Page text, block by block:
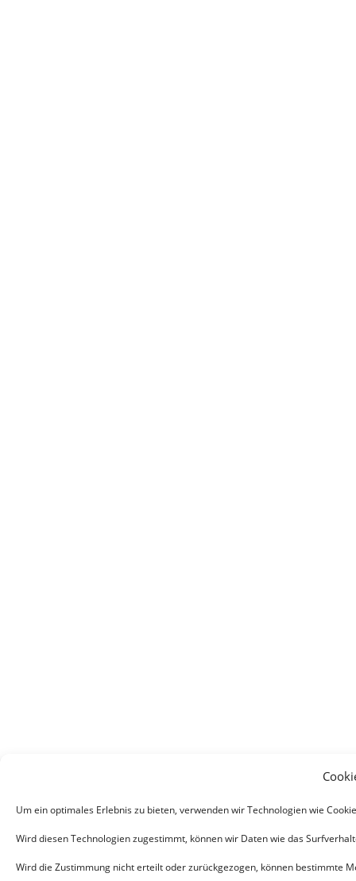
Um ein optimales Erlebnis zu bieten, verwenden wir Technologien wie
Wird diesen Technologien zugestimmt, können wir Daten wie das
Wird die Zustimmung nicht erteilt oder zurückgezogen, können bestimmte